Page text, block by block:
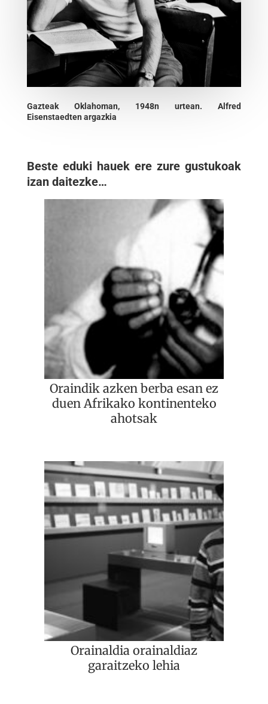
Gazteak Oklahoman, 1948n urtean. Alfred
Eisenstaedten argazkia
Beste eduki hauek ere zure gustukoak
izan daitezke…
Oraindik azken berba esan ez
duen Afrikako kontinenteko
ahotsak
Orainaldia orainaldiaz
garaitzeko lehia